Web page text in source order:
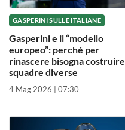
GASPERINI SULLE ITALIANE
Gasperini e il “modello
europeo”: perché per
rinascere bisogna costruire
squadre diverse
4 Mag 2026 | 07:30